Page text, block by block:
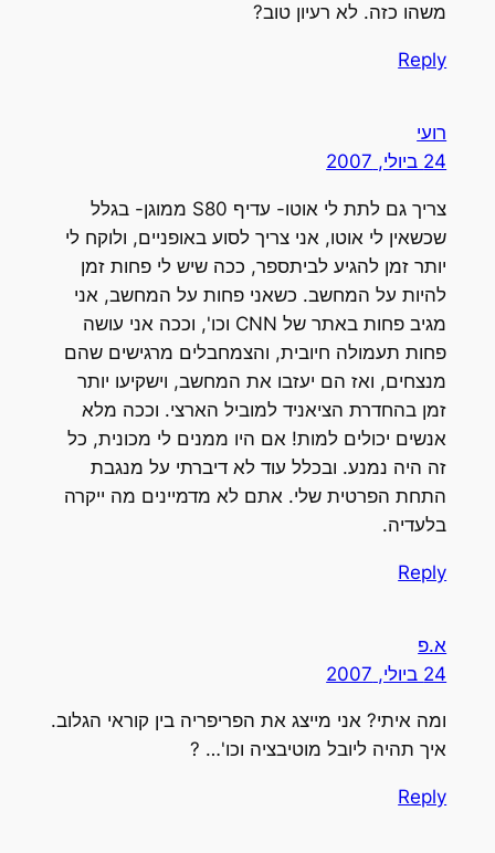
משהו כזה. לא רעיון טוב?
Reply
רועי
24 ביולי, 2007
צריך גם לתת לי אוטו- עדיף S80 ממוגן- בגלל
שכשאין לי אוטו, אני צריך לסוע באופניים, ולוקח לי
יותר זמן להגיע לביתספר, ככה שיש לי פחות זמן
להיות על המחשב. כשאני פחות על המחשב, אני
מגיב פחות באתר של CNN וכו', וככה אני עושה
פחות תעמולה חיובית, והצמחבלים מרגישים שהם
מנצחים, ואז הם יעזבו את המחשב, וישקיעו יותר
זמן בהחדרת הציאניד למוביל הארצי. וככה מלא
אנשים יכולים למות! אם היו ממנים לי מכונית, כל
זה היה נמנע. ובכלל עוד לא דיברתי על מנגבת
התחת הפרטית שלי. אתם לא מדמיינים מה ייקרה
בלעדיה.
Reply
א.פ
24 ביולי, 2007
ומה איתי? אני מייצג את הפריפריה בין קוראי הגלוב.
איך תהיה ליובל מוטיבציה וכו'… ?
Reply